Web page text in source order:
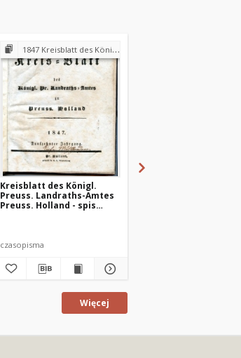
1847 Kreisblatt des Königl. Preuss. Landraths-Amtes Preuss. Holland
Kreisblatt des Königl.
Preuss. Landraths-Amtes
Preuss. Holland - spis
czasopisma
Więcej